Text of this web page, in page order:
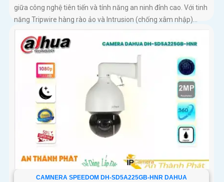
giữa công nghệ tiên tiến và tính năng an ninh đỉnh cao. Với tinh
năng Tripwire hàng rào ảo và Intrusion (chống xâm nhập)...
CAMNERA SPEEDOM DH-SD5A225GB-HNR DAHUA